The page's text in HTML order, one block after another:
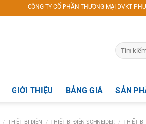
CÔNG TY CỔ PHẦN THƯƠNG MẠI DVKT
GIỚI THIỆU BẢNG GIÁ SẢN
/ THIẾT BỊ ĐIỆN / THIẾT BỊ ĐIỆN SCHNEIDER / THIẾT BỊ